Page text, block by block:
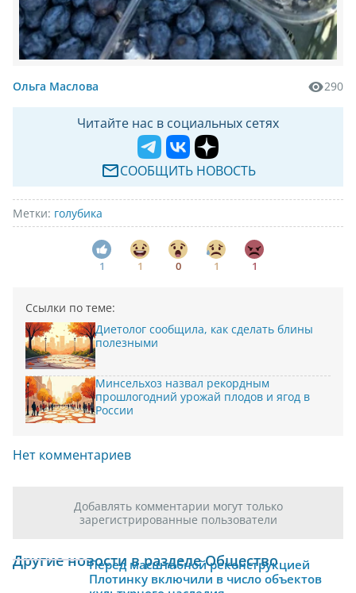
Ольга Маслова 290
Читайте нас в социальных сетях
СООБЩИТЬ НОВОСТЬ
Метки: голубика
1 1 0 1 1
Ссылки по теме:
Диетолог сообщила, как сделать блины
полезными
Минсельхоз назвал рекордным
прошлогодний урожай плодов и ягод в
России
Нет комментариев
Добавлять комментарии могут только
зарегистрированные пользователи
Другие новости в разделе Общество
Перед масштабной реконструкцией
Плотинку включили в число объектов